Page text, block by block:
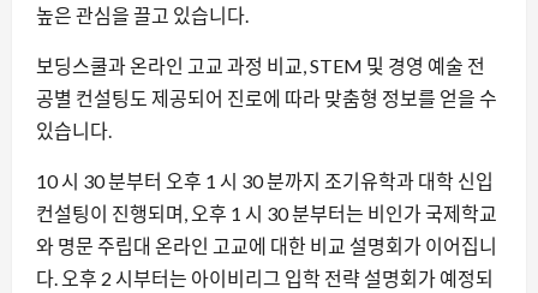
높은 관심을 끌고 있습니다.
보딩스쿨과 온라인 고교 과정 비교, STEM 및 경영 예술 전
공별 컨설팅도 제공되어 진로에 따라 맞춤형 정보를 얻을 수
있습니다.
10 시 30 분부터 오후 1 시 30 분까지 조기유학과 대학 신입
컨설팅이 진행되며, 오후 1 시 30 분부터는 비인가 국제학교
와 명문 주립대 온라인 고교에 대한 비교 설명회가 이어집니
다. 오후 2 시부터는 아이비리그 입학 전략 설명회가 예정되